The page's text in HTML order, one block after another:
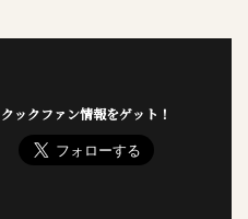
クックファン情報をゲット！